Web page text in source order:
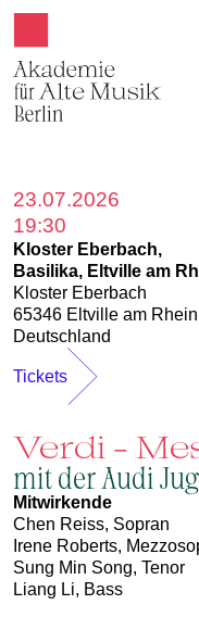
23.07.2026
19:30
Kloster Eberbach,
Basilika, Eltville am
Kloster Eberbach
65346 Eltville am Rhein
Deutschland
Tickets
Verdi –
mit der Audi
Mitwirkende
Chen Reiss, Sopran
Irene Roberts,
Sung Min Song, Tenor
Liang Li, Bass